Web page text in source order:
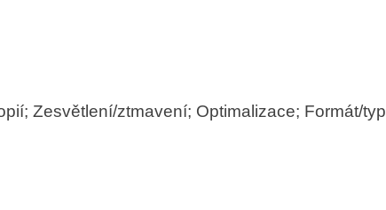
Zesvětlení/ztmavení; Optimalizace; Formát/typ